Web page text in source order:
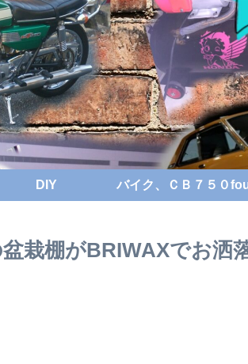
DIY バイク、ＣＢ７５０
栽棚がBRIWAXでお洒